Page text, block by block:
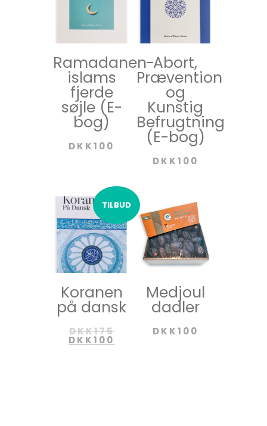
Ramadanen-
islams
fjerde
søjle (E-
bog)
DKK100
Abort,
Prævention
og
Kunstig
Befrugtning
(E-bog)
DKK100
TILBUD
Koranen
på dansk
DKK175
DKK100
Medjoul
dadler
DKK100